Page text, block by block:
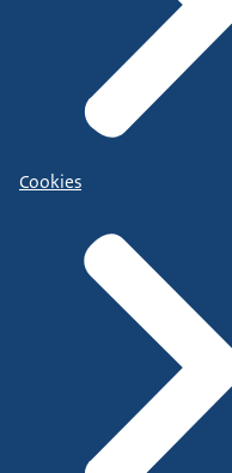
Cookies